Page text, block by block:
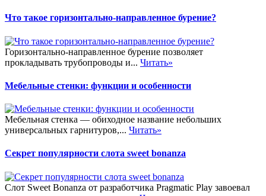
Что такое горизонтально-направленное бурение?
Горизонтально-направленное бурение позволяет
прокладывать трубопроводы и... Читать»
Мебельные стенки: функции и особенности
Мебельная стенка — обиходное название небольших
универсальных гарнитуров,... Читать»
Секрет популярности слота sweet bonanza
Слот Sweet Bonanza от разработчика Pragmatic Play завоевал